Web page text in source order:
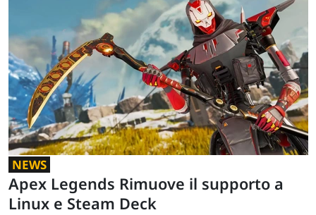
NEWS
Apex Legends Rimuove il supporto a
Linux e Steam Deck